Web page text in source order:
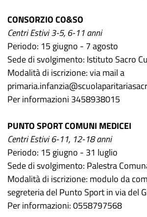
CONSORZIO CO&SO
Centri Estivi 3-5, 6-11 anni
Periodo: 15 giugno - 7 agosto
Sede di svolgimento: Istituto Sacro
Modalità di iscrizione: via mail a
Per informazioni 3458938015
PUNTO SPORT COMUNI MEDICEI
Centri Estivi 6-11, 12-18 anni
Periodo: 15 giugno - 31 luglio
Sede di svolgimento: Palestra
Modalità di iscrizione: modulo da
segreteria del Punto Sport in via del
Per informazioni: 0558797568